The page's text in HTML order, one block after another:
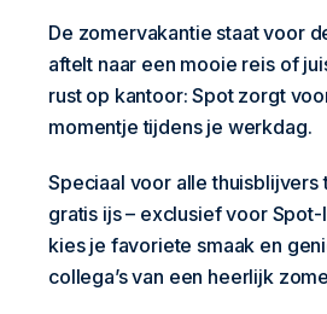
De zomervakantie staat voor
aftelt naar een mooie reis of
rust op kantoor: Spot zorgt
momentje tijdens je werkdag.
Speciaal voor alle thuisblijvers
gratis ijs – exclusief voor
kies je favoriete smaak en
collega’s van een heerlijk